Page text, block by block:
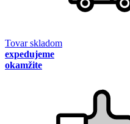
Tovar skladom
expedujeme
okamžite